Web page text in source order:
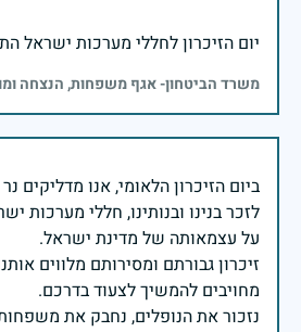
יום הזיכרון לחללי מערכות ישראל
משרד הביטחון- אגף משפחות, הנצחה
ביום הזיכרון הלאומי, אנו מדליקים נר
לזכר בנינו ובנותינו, חללי מערכות
זיכרון גבורתם ומסירותם מלווים
נזכור את הנופלים, נחבק את